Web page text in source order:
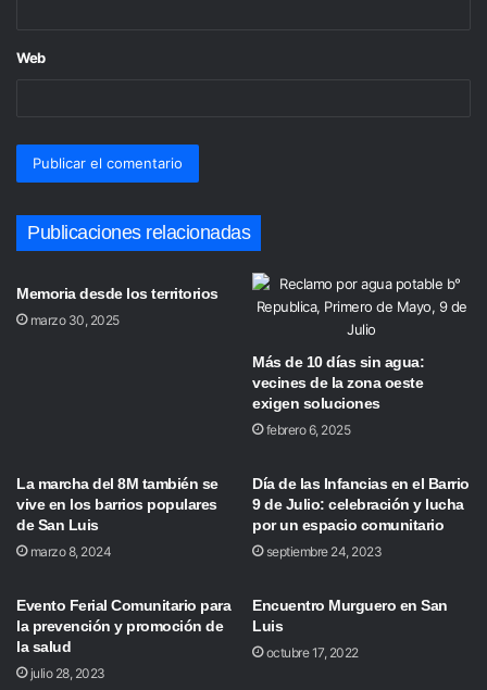
Web
Publicaciones relacionadas
Memoria desde los territorios
marzo 30, 2025
Más de 10 días sin agua:
vecines de la zona oeste
exigen soluciones
febrero 6, 2025
La marcha del 8M también se
vive en los barrios populares
de San Luis
marzo 8, 2024
Día de las Infancias en el Barrio
9 de Julio: celebración y lucha
por un espacio comunitario
septiembre 24, 2023
Evento Ferial Comunitario para
la prevención y promoción de
la salud
julio 28, 2023
Encuentro Murguero en San
Luis
octubre 17, 2022